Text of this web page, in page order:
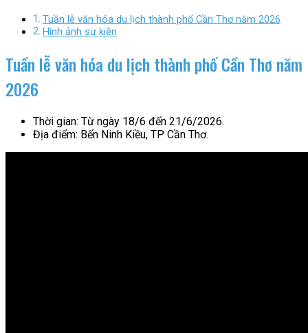
Tuần lễ văn hóa du lịch thành phố Cần Thơ năm 2026
Hình ảnh sự kiện
Tuần lễ văn hóa du lịch thành phố Cần Thơ năm
2026
Thời gian: Từ ngày 18/6 đến 21/6/2026.
Địa điểm: Bến Ninh Kiều, TP Cần Thơ.